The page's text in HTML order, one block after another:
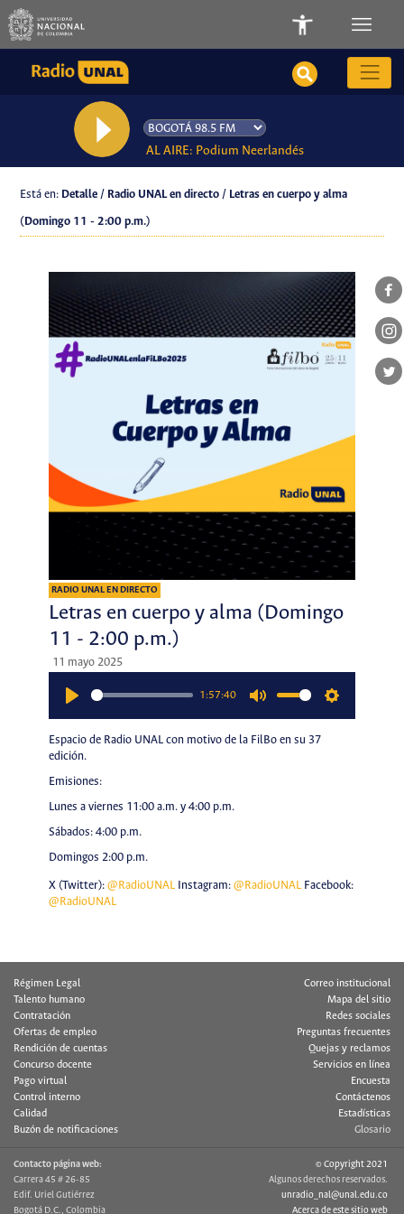
AL AIRE: Podium Neerlandés
Está en: Detalle / Radio UNAL en directo / Letras en cuerpo y alma
(Domingo 11 - 2:00 p.m.)
RADIO UNAL EN DIRECTO
Letras en cuerpo y alma (Domingo
11 - 2:00 p.m.)
11 mayo 2025
1:57:40
Espacio de Radio UNAL con motivo de la FilBo en su 37
edición.
Emisiones:
Lunes a viernes 11:00 a.m. y 4:00 p.m.
Sábados: 4:00 p.m.
Domingos 2:00 p.m.
X (Twitter): @RadioUNALInstagram: @RadioUNALFacebook:
@RadioUNAL
Régimen Legal
Talento humano
Contratación
Ofertas de empleo
Rendición de cuentas
Concurso docente
Pago virtual
Control interno
Calidad
Buzón de notificaciones
Correo institucional
Mapa del sitio
Redes sociales
Preguntas frecuentes
Quejas y reclamos
Servicios en línea
Encuesta
Contáctenos
Estadísticas
Glosario
Contacto página web:
Carrera 45 # 26-85
Edif. Uriel Gutiérrez
Bogotá D.C., Colombia
© Copyright 2021
Algunos derechos reservados.
unradio_nal@unal.edu.co
Acerca de este sitio web